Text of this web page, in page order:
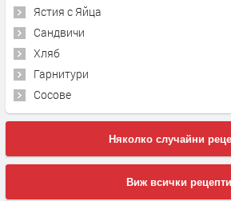
Ястия с Яйца
Сандвичи
Хляб
Гарнитури
Сосове
Няколко случайни
Виж всички рецепти